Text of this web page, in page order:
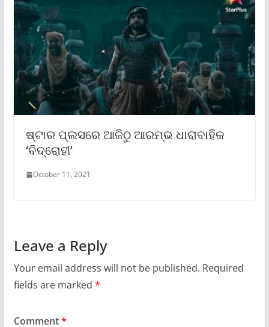
ଷ୍ଟାର ପ୍ଲସରେ ଆଜିଠୁ ଆରମ୍ଭ ଧାରାବାହିକ
‘ବିଦ୍ରୋହୀ’
October 11, 2021
Leave a Reply
Your email address will not be published. Required
fields are marked *
Comment*